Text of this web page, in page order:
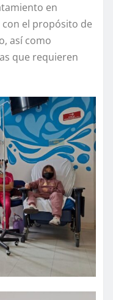
en
el propósito de
así como
que requieren